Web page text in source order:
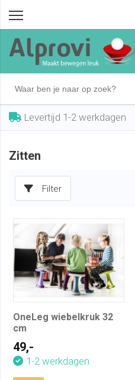
Levertijd 1-2 werkdagen
Zitten
Filter
OneLeg wiebelkruk 32
cm
49,-
1-2 werkdagen